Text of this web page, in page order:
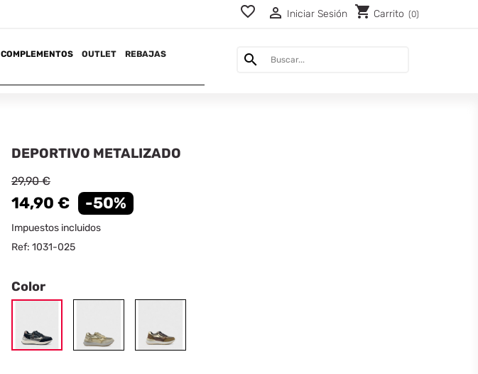
favorite_border perm_identity Iniciar Sesión shopping_cart Carrito (0)
COMPLEMENTOS OUTLET
REBAJAS

DEPORTIVO METALIZADO
29,90 €
14,90 € -50%
Impuestos incluidos
Ref: 1031-025
Color